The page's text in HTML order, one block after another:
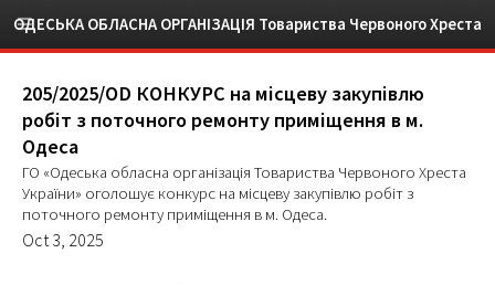
205/2025/OD КОНКУРС на місцеву закупівлю
робіт з поточного ремонту приміщення в м.
Одеса
ГО «Одеська обласна організація Товариства Червоного Хреста
України» оголошує конкурс на місцеву закупівлю робіт з
поточного ремонту приміщення в м. Одеса.
Oct 3, 2025
ОДЕСЬКА ОБЛАСНА ОРГАНІЗАЦІЯ Товариства Червоного Хреста